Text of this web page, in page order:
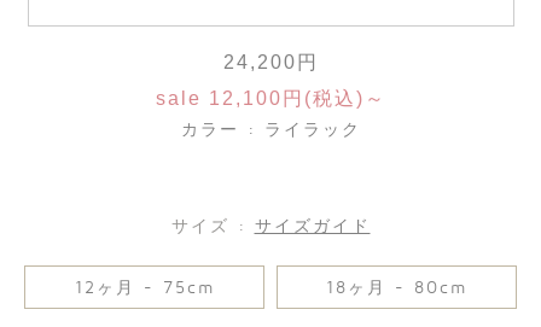
24,200円
sale 12,100円(税込)～
カラー : ライラック
サイズ : サイズガイド
12ヶ月 - 75cm 18ヶ月 - 80cm